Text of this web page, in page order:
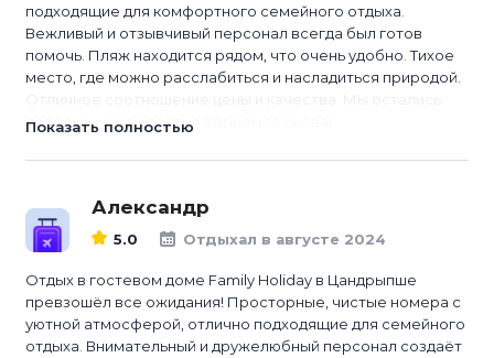
подходящие для комфортного семейного отдыха.
Вежливый и отзывчивый персонал всегда был готов
помочь. Пляж находится рядом, что очень удобно. Тихое
место, где можно расслабиться и насладиться природой.
довольны и с радостью вернёмся снова!
Показать полностью
Александр
5.0 Отдыхал в августе 2024
Отдых в гостевом доме Family Holiday в Цандрыпше
превзошёл все ожидания! Просторные, чистые номера с
уютной атмосферой, отлично подходящие для семейного
отдыха. Внимательный и дружелюбный персонал создаёт